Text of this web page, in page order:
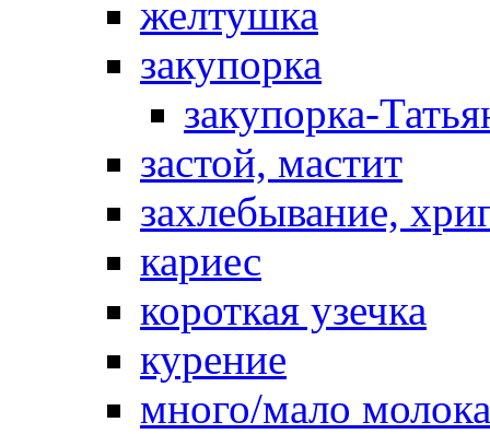
желтушка
закупорка
закупорка-
застой, мастит
захлебывание,
кариес
короткая узечка
курение
много/мало молока